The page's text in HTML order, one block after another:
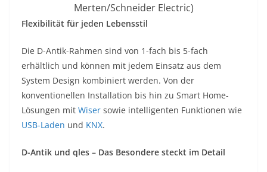
Merten/Schneider Electric)
Flexibilität für jeden Lebensstil
Die D-Antik-Rahmen sind von 1-fach bis 5-fach
erhältlich und können mit jedem Einsatz aus dem
System Design kombiniert werden. Von der
konventionellen Installation bis hin zu Smart Home-
Lösungen mit Wiser sowie intelligenten Funktionen wie
USB-Laden und KNX.
D-Antik und qles – Das Besondere steckt im Detail